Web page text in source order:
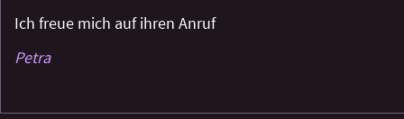
Ich freue mich auf ihren Anruf
Petra